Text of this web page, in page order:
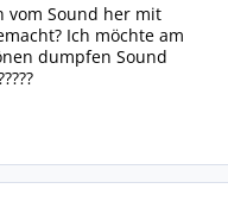
vom Sound her mit
Ich möchte am
dumpfen Sound